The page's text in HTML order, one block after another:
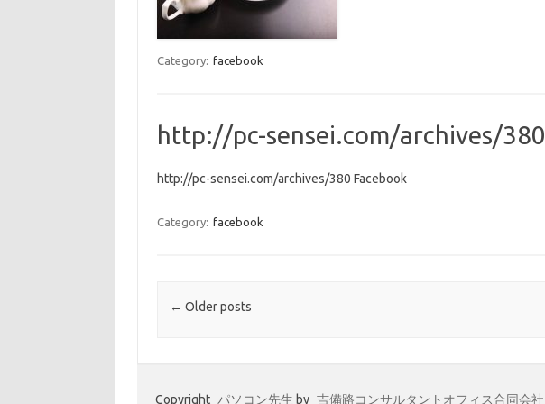
Category: facebook
http://pc-sensei.com/archives/380
http://pc-sensei.com/archives/380 Facebook
Category: facebook
Post navigation
← Older posts
Copyright パソコン先生 by 吉備路コンサルタントオフィス合同会社